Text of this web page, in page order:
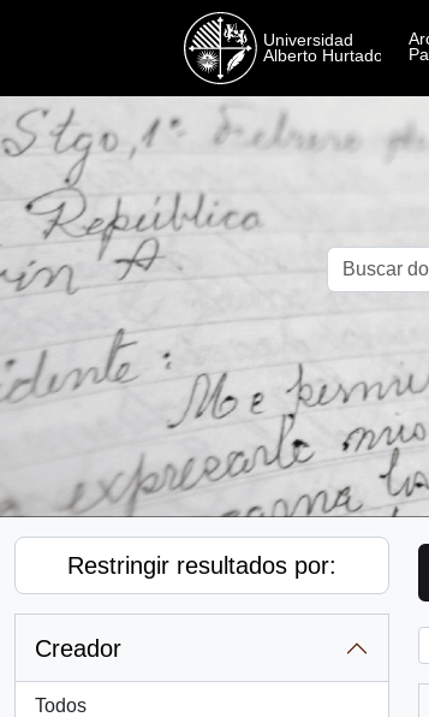
Restringir resultados por:
Creador
Todos